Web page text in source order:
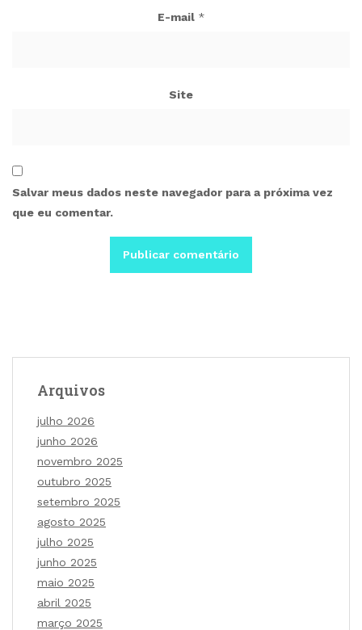
E-mail *
Site
Salvar meus dados neste navegador para a próxima vez
que eu comentar.
Arquivos
julho 2026
junho 2026
novembro 2025
outubro 2025
setembro 2025
agosto 2025
julho 2025
junho 2025
maio 2025
abril 2025
março 2025